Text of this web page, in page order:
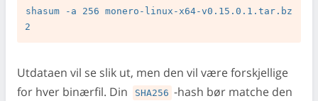
shasum -a 256 monero-linux-x64-v0.15.0.1.tar.bz
Utdataen vil se slik ut, men den vil være forskjellige
for hver binærfil. Din
SHA256 -hash bør matche den